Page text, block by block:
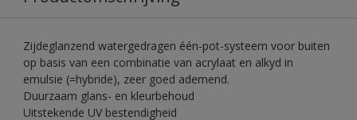
Zijdeglanzend watergedragen één-pot-systeem voor buiten
op basis van een combinatie van acrylaat en alkyd in
emulsie (=hybride), zeer goed ademend.
Duurzaam glans- en kleurbehoud
Uitstekende UV bestendigheid